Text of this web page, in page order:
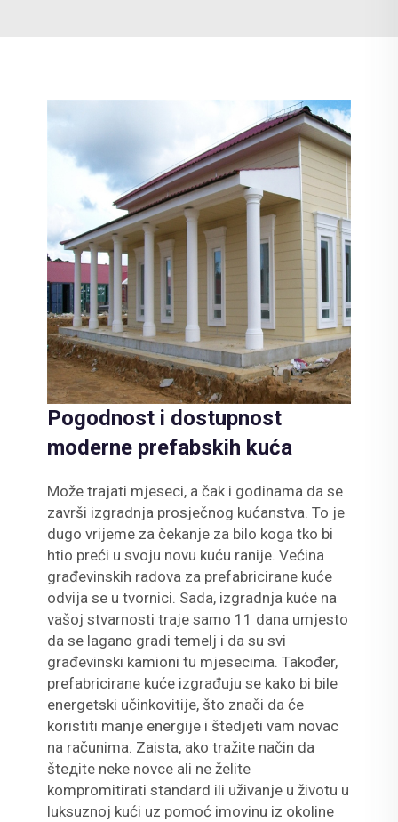
Pogodnost i dostupnost
moderne prefabskih kuća
Može trajati mjeseci, a čak i godinama da se
završi izgradnja prosječnog kućanstva. To je
dugo vrijeme za čekanje za bilo koga tko bi
htio preći u svoju novu kuću ranije. Većina
građevinskih radova za prefabricirane kuće
odvija se u tvornici. Sada, izgradnja kuće na
vašoj stvarnosti traje samo 11 dana umjesto
da se lagano gradi temelj i da su svi
građevinski kamioni tu mjesecima. Također,
prefabricirane kuće izgrađuju se kako bi bile
energetski učinkovitije, što znači da će
koristiti manje energije i štedjeti vam novac
na računima. Zaista, ako tražite način da
štедite neke novce ali ne želite
kompromitirati standard ili uživanje u životu u
luksuznoj kući uz pomoć imovinu iz okoline